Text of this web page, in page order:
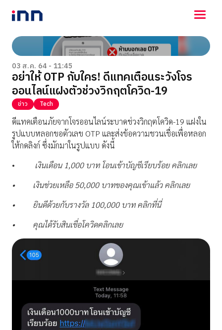
NEWS
ENTERTAINMENT
LIFESTYLE
HOROSCOPE
LOTTERY
VIDEO
ร่วมด้วยช่วยกัน
03 ส.ค. 64 - 11:45
อย่าให้ OTP กับใคร! ดีแทคเตือนระวังโจร
ออนไลน์แฝงตัวช่วงวิกฤตโควิด-19
ข่าว Tech
ดีแทคเตือนภัยจากโจรออนไลน์ระบาดช่วงวิกฤตโควิด-19 แฝงใน
รูปแบบหลอกขอตัวเลข OTP และส่งข้อความชวนเชื่อเพื่อหลอก
ให้กดลิงก์ ซึ่งมักมาในรูปแบบ ดังนี้
•
เงินเดือน 1,000 บาท โอนเข้าบัญชีเรียบร้อย คลิกเลย
•
เงินช่วยเหลือ 50,000 บาทของคุณเข้าแล้ว คลิกเลย
•
ยินดีด้วยกับรางวัล 100,000 บาท คลิกที่นี่
•
คุณได้รับสินเชื่อโควิดคลิกเลย